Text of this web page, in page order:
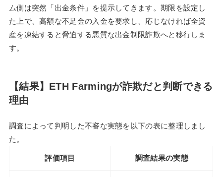
ム側は突然「出金条件」を提示してきます。期限を設定し
た上で、高額な不足金の入金を要求し、応じなければ全資
産を凍結すると脅迫する悪質な出金制限詐欺へと移行しま
す。
【結果】ETH Farmingが詐欺だと判断できる
理由
調査によって判明した不審な実態を以下の表に整理しまし
た。
評価項目 調査結果の実態